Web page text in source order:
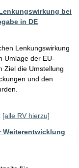
bei
in DE
Lenkungswirkung
Umlage der EU-
Ziel die Umstellung
und den
[alle RV hierzu]
Weiterentwicklung